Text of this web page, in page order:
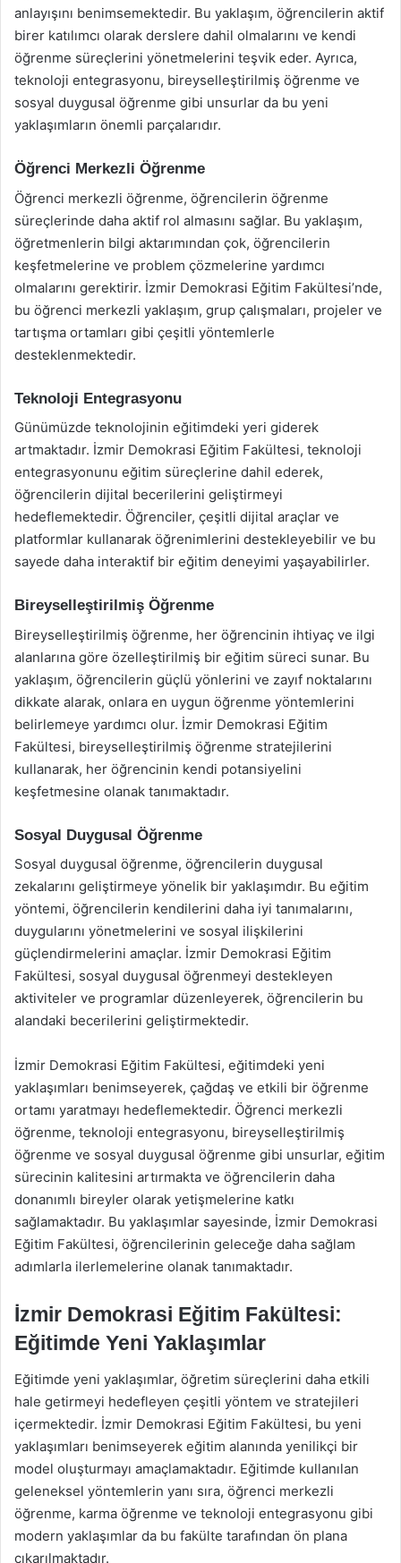
anlayışını benimsemektedir. Bu yaklaşım, öğrencilerin aktif
birer katılımcı olarak derslere dahil olmalarını ve kendi
öğrenme süreçlerini yönetmelerini teşvik eder. Ayrıca,
teknoloji entegrasyonu, bireyselleştirilmiş öğrenme ve
sosyal duygusal öğrenme gibi unsurlar da bu yeni
yaklaşımların önemli parçalarıdır.
Öğrenci Merkezli Öğrenme
Öğrenci merkezli öğrenme, öğrencilerin öğrenme
süreçlerinde daha aktif rol almasını sağlar. Bu yaklaşım,
öğretmenlerin bilgi aktarımından çok, öğrencilerin
keşfetmelerine ve problem çözmelerine yardımcı
olmalarını gerektirir. İzmir Demokrasi Eğitim Fakültesi’nde,
bu öğrenci merkezli yaklaşım, grup çalışmaları, projeler ve
tartışma ortamları gibi çeşitli yöntemlerle
desteklenmektedir.
Teknoloji Entegrasyonu
Günümüzde teknolojinin eğitimdeki yeri giderek
artmaktadır. İzmir Demokrasi Eğitim Fakültesi, teknoloji
entegrasyonunu eğitim süreçlerine dahil ederek,
öğrencilerin dijital becerilerini geliştirmeyi
hedeflemektedir. Öğrenciler, çeşitli dijital araçlar ve
platformlar kullanarak öğrenimlerini destekleyebilir ve bu
sayede daha interaktif bir eğitim deneyimi yaşayabilirler.
Bireyselleştirilmiş Öğrenme
Bireyselleştirilmiş öğrenme, her öğrencinin ihtiyaç ve ilgi
alanlarına göre özelleştirilmiş bir eğitim süreci sunar. Bu
yaklaşım, öğrencilerin güçlü yönlerini ve zayıf noktalarını
dikkate alarak, onlara en uygun öğrenme yöntemlerini
belirlemeye yardımcı olur. İzmir Demokrasi Eğitim
Fakültesi, bireyselleştirilmiş öğrenme stratejilerini
kullanarak, her öğrencinin kendi potansiyelini
keşfetmesine olanak tanımaktadır.
Sosyal Duygusal Öğrenme
Sosyal duygusal öğrenme, öğrencilerin duygusal
zekalarını geliştirmeye yönelik bir yaklaşımdır. Bu eğitim
yöntemi, öğrencilerin kendilerini daha iyi tanımalarını,
duygularını yönetmelerini ve sosyal ilişkilerini
güçlendirmelerini amaçlar. İzmir Demokrasi Eğitim
Fakültesi, sosyal duygusal öğrenmeyi destekleyen
aktiviteler ve programlar düzenleyerek, öğrencilerin bu
alandaki becerilerini geliştirmektedir.
İzmir Demokrasi Eğitim Fakültesi, eğitimdeki yeni
yaklaşımları benimseyerek, çağdaş ve etkili bir öğrenme
ortamı yaratmayı hedeflemektedir. Öğrenci merkezli
öğrenme, teknoloji entegrasyonu, bireyselleştirilmiş
öğrenme ve sosyal duygusal öğrenme gibi unsurlar, eğitim
sürecinin kalitesini artırmakta ve öğrencilerin daha
donanımlı bireyler olarak yetişmelerine katkı
sağlamaktadır. Bu yaklaşımlar sayesinde, İzmir Demokrasi
Eğitim Fakültesi, öğrencilerinin geleceğe daha sağlam
adımlarla ilerlemelerine olanak tanımaktadır.
İzmir Demokrasi Eğitim Fakültesi:
Eğitimde Yeni Yaklaşımlar
Eğitimde yeni yaklaşımlar, öğretim süreçlerini daha etkili
hale getirmeyi hedefleyen çeşitli yöntem ve stratejileri
içermektedir. İzmir Demokrasi Eğitim Fakültesi, bu yeni
yaklaşımları benimseyerek eğitim alanında yenilikçi bir
model oluşturmayı amaçlamaktadır. Eğitimde kullanılan
geleneksel yöntemlerin yanı sıra, öğrenci merkezli
öğrenme, karma öğrenme ve teknoloji entegrasyonu gibi
modern yaklaşımlar da bu fakülte tarafından ön plana
çıkarılmaktadır.